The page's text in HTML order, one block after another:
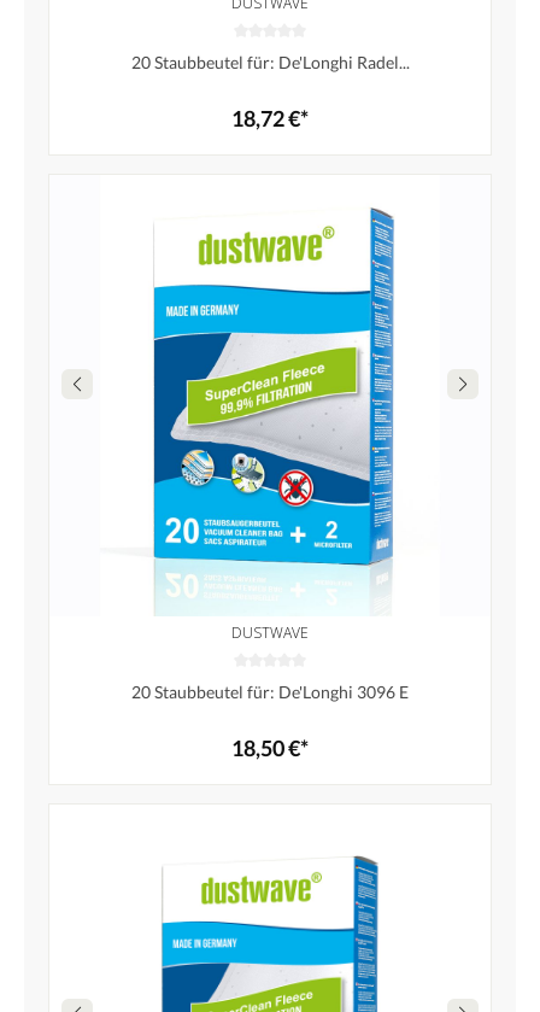
20 Staubbeutel für: De'Longhi Radel...
18,72 €*
DUSTWAVE
20 Staubbeutel für: De'Longhi 3096 E
18,50 €*